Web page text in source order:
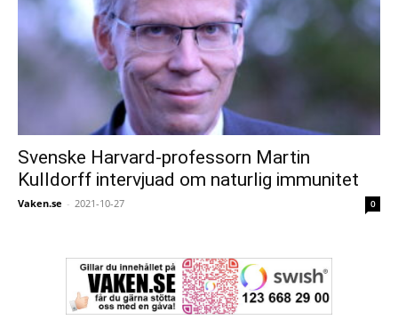
Svenske Harvard-professorn Martin
Kulldorff intervjuad om naturlig immunitet
Vaken.se - 2021-10-27 0